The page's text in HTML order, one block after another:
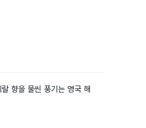
향을 물씬 풍기는 영국 해